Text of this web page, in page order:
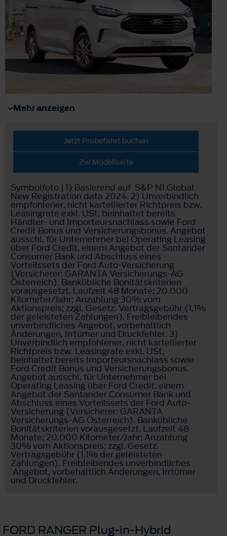
Mehr anzeigen
Jetzt Probefahrt buchen
Zur Modellseite
Symbolfoto | 1) Basierend auf S&P N1 Global
New Registration data 2024. 2) Unverbindlich
empfohlener, nicht kartellierter Richtpreis bzw.
Leasingrate exkl. USt, beinhaltet bereits
Händler- und Importeursnachlass sowie Ford
Credit Bonus und Versicherungsbonus. Angebot
ausschl. für Unternehmer bei Operating Leasing
über Ford Credit, einem Angebot der Santander
Consumer Bank und Abschluss eines
Vorteilssets der Ford Auto-Versicherung
(Versicherer: GARANTA Versicherungs-AG
Österreich). Bankübliche Bonitätskriterien
vorausgesetzt. Laufzeit 48 Monate; 20.000
Kilometer/Jahr; Anzahlung 30% vom
Aktionspreis; zzgl. Gesetz. Vertragsgebühr (1,1%
der geleisteten Zahlungen). Freibleibendes
unverbindliches Angebot, vorbehaltlich
Änderungen, Irrtümer und Druckfehler. 3)
Unverbindlich empfohlener, nicht kartellierter
Richtpreis bzw. Leasingrate exkl. USt,
beinhaltet bereits Importeursnachlass sowie
Ford Credit Bonus und Versicherungsbonus.
Angebot ausschl. für Unternehmer bei
Operating Leasing über Ford Credit, einem
Angebot der Santander Consumer Bank und
Abschluss eines Vorteilssets der Ford Auto-
Versicherung (Versicherer: GARANTA
Versicherungs-AG Österreich). Bankübliche
Bonitätskriterien vorausgesetzt. Laufzeit 48
Monate; 20.000 Kilometer/Jahr; Anzahlung
30% vom Aktionspreis; zzgl. Gesetz.
Vertragsgebühr (1,1% der geleisteten
Zahlungen). Freibleibendes unverbindliches
Angebot, vorbehaltlich Änderungen, Irrtümer
und Druckfehler.
FORD RANGER Plug-in-Hybrid